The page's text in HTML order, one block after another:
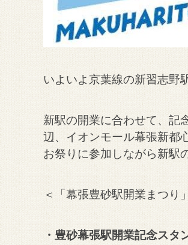
いよいよ京葉線の新習志野
新駅の開業に合わせて、記
辺、イオンモール幕張新都
お祭りに参加しながら新駅
＜「幕張豊砂駅開業まつり
・豊砂幕張駅開業記念ス